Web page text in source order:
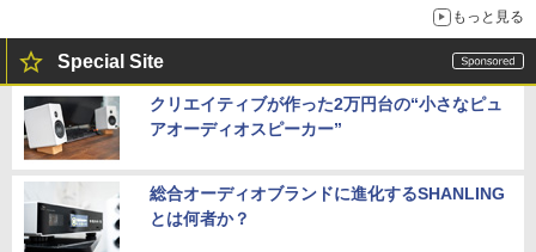
もっと見る
Special Site
クリエイティブが作った2万円台の“小さなピュ
アオーディオスピーカー”
総合オーディオブランドに進化するSHANLING
とは何者か？